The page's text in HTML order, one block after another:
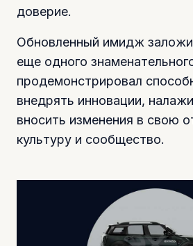
доверие.
Обновленный имидж
еще одного
продемонстрировал
внедрять инновации,
вносить изменения в свою
культуру и сообщество.